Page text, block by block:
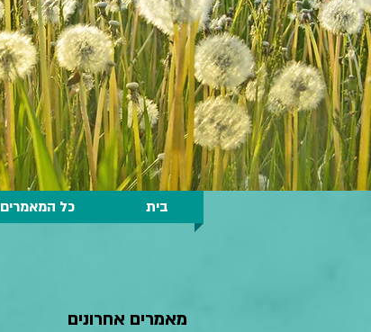
בית כל המאמרים
מאמרים אחרונים